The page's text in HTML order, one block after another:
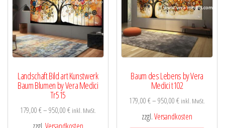
Landschaft Bild art Kunstwerk
Baum Blumen by Vera Medici
Tr515
179,00€–950,00€ inkl. MwSt.
Baum des Lebens by Vera
Medici t102
179,00€–950,00€ inkl. MwSt.
zzgl.Versandkosten